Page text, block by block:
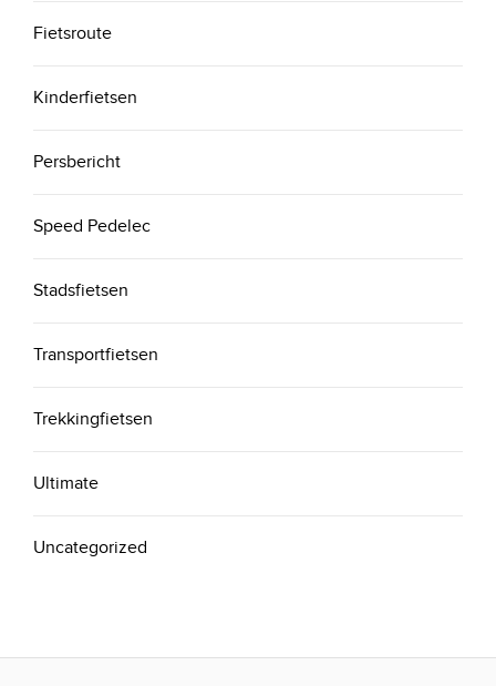
Fietsroute
Kinderfietsen
Persbericht
Speed Pedelec
Stadsfietsen
Transportfietsen
Trekkingfietsen
Ultimate
Uncategorized